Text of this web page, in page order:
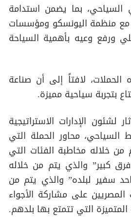
السياحي، بما يضمن استدامة
مع منظمة اليونسكو ومؤسسات
ورفع وعيه بأهمية السياحة
لافتاً إلى أن صناعة
بتجربة سياحية مميزة.
الإدارات الاستراتيجية
السياحي، محاور الحملة التي
خلاله مخاطبة الفئات التي
كبير” والذي يتم من خلاله
سفير لبلده” والذي يتم من
على مشاركة الأجواء
المتميزة التي تتمتع بها بلدهم.